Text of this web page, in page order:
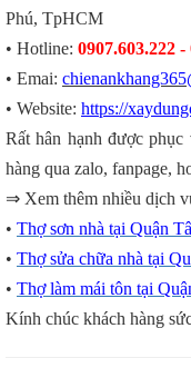
Phú, TpHCM
• Hotline: 0907.603.222 -
• Emai:
• Website: https://
Rất hân hạnh được
hàng qua zalo, fanpage,
⇒ Xem thêm nhiều dịch
• Thợ sơn nhà tại Quận
• Thợ sửa chữa nhà tại
• Thợ làm mái tôn tại
Kính chúc khách hàng